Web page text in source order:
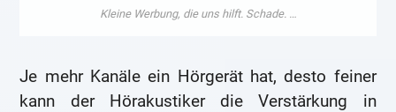
Je mehr Kanäle ein Hörgerät hat, desto feiner
kann der Hörakustiker die Verstärkung in